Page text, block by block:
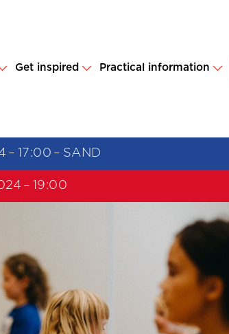
Get inspired Practical information
– 17:00 – SAND
– 19:00